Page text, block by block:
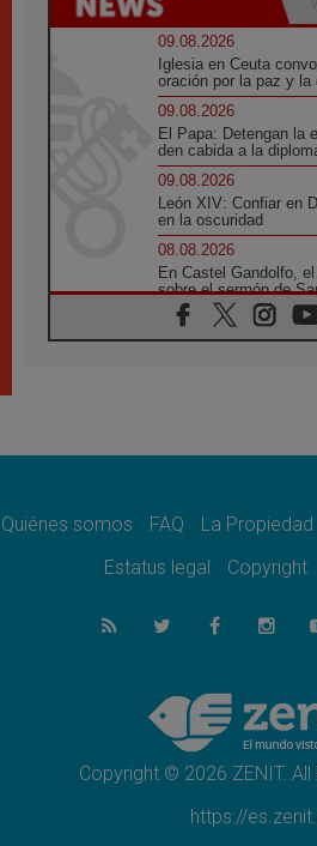
09.08.2026
Iglesia en Ceuta
oración por la paz y la
09.08.2026
El Papa: Detengan la
den cabida a la
09.08.2026
León XIV: Confiar en
en la oscuridad
08.08.2026
En Castel Gandolfo,
sobre el sermón de
08.08.2026
En Colombia, «la paz
08.08.2026
08.08.2026
del Buen Consejo de
Filipinas: el Vicariato
se convierte en
Honduras: Los
crisis olvidada
Quiénes somos FAQ La Propiedad
Estatus legal
Copyright
Copyright © 2026 ZENIT. All
https://